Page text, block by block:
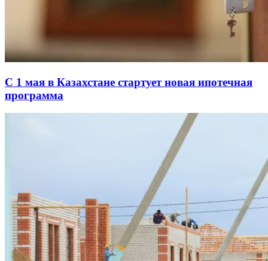
С 1 мая в Казахстане стартует новая ипотечная
программа